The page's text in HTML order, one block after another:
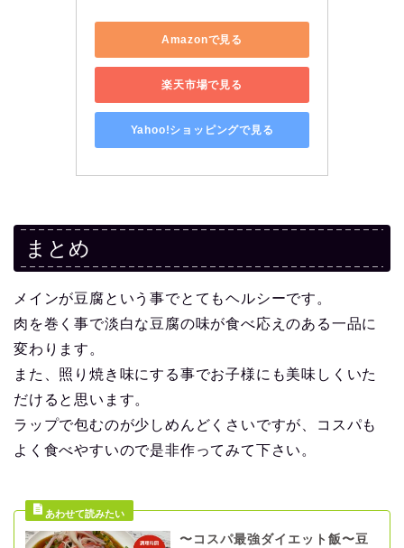
Amazonで見る
楽天市場で見る
Yahoo!ショッピングで見る
まとめ
メインが豆腐という事でとてもヘルシーです。
肉を巻く事で淡白な豆腐の味が食べ応えのある一品に
変わります。
また、照り焼き味にする事でお子様にも美味しくいた
だけると思います。
ラップで包むのが少しめんどくさいですが、コスパも
よく食べやすいので是非作ってみて下さい。
〜コスパ最強ダイエット飯〜豆